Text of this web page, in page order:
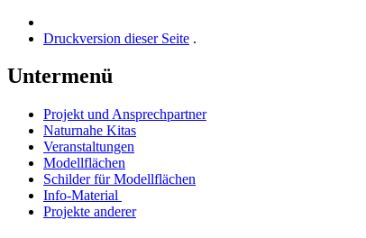
Druckversion dieser Seite .
Untermenü
Projekt und Ansprechpartner
Naturnahe Kitas
Veranstaltungen
Modellflächen
Schilder für Modellflächen
Info-Material
Projekte anderer